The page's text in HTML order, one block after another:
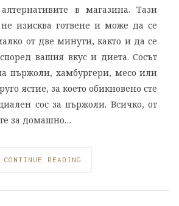
в магазина. Тази
не изисква готвене и може да се
от две минути, както и да се
вашия вкус и диета. Сосът
пържоли, хамбургери, месо или
ястие, за което обикновено сте
сос за пържоли. Всичко, от
за домашно…
CONTINUE READING